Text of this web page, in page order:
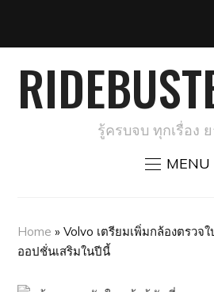
รู้ครบจบ ทุกเรื่อง
MENU
Home »Volvo เตรียมเพิ่มกล้องตรวจ
ออปชั่นเสริมในปีนี้